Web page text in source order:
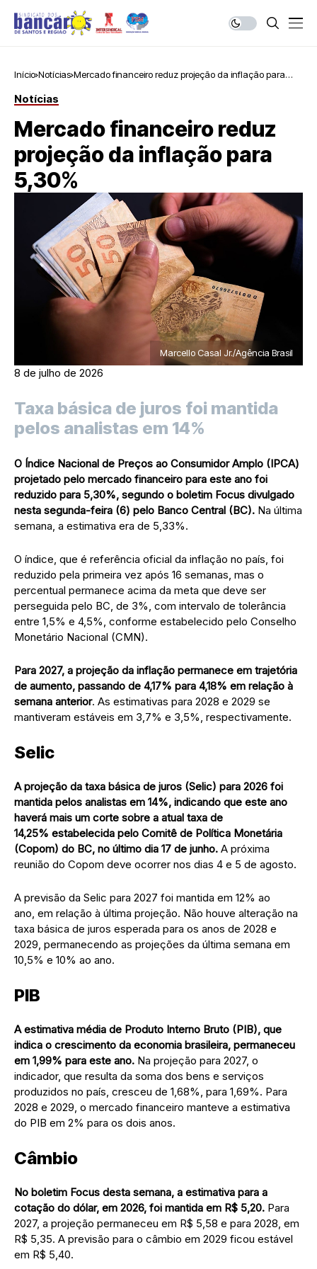
Início Notícias Mercado financeiro reduz projeção da inflação para
Notícias
Mercado financeiro reduz
projeção da inflação para
5,30%
Marcello Casal Jr./Agência Brasil
8 de julho de 2026
Taxa básica de juros foi mantida
pelos analistas em 14%
O Índice Nacional de Preços ao Consumidor Amplo (IPCA)
projetado pelo mercado financeiro para este ano foi
reduzido para 5,30%, segundo o boletim Focus divulgado
nesta segunda-feira (6) pelo Banco Central (BC). Na última
semana, a estimativa era de 5,33%.
O índice, que é referência oficial da inflação no país, foi
reduzido pela primeira vez após 16 semanas, mas o
percentual permanece acima da meta que deve ser
perseguida pelo BC, de 3%, com intervalo de tolerância
entre 1,5% e 4,5%, conforme estabelecido pelo Conselho
Monetário Nacional (CMN).
Para 2027, a projeção da inflação permanece em trajetória
de aumento, passando de 4,17% para 4,18% em relação à
semana anterior. As estimativas para 2028 e 2029 se
mantiveram estáveis em 3,7% e 3,5%, respectivamente.
Selic
A projeção da taxa básica de juros (Selic) para 2026 foi
mantida pelos analistas em 14%, indicando que este ano
haverá mais um corte sobre a atual taxa de
14,25% estabelecida pelo Comitê de Política Monetária
(Copom) do BC, no último dia 17 de junho. A próxima
reunião do Copom deve ocorrer nos dias 4 e 5 de agosto.
A previsão da Selic para 2027 foi mantida em 12% ao
ano, em relação à última projeção. Não houve alteração na
taxa básica de juros esperada para os anos de 2028 e
2029, permanecendo as projeções da última semana em
10,5% e 10% ao ano.
PIB
A estimativa média de Produto Interno Bruto (PIB), que
indica o crescimento da economia brasileira, permaneceu
em 1,99% para este ano. Na projeção para 2027, o
indicador, que resulta da soma dos bens e serviços
produzidos no país, cresceu de 1,68%, para 1,69%. Para
2028 e 2029, o mercado financeiro manteve a estimativa
do PIB em 2% para os dois anos.
Câmbio
No boletim Focus desta semana, a estimativa para a
cotação do dólar, em 2026, foi mantida em R$ 5,20. Para
2027, a projeção permaneceu em R$ 5,58 e para 2028, em
R$ 5,35. A previsão para o câmbio em 2029 ficou estável
em R$ 5,40.